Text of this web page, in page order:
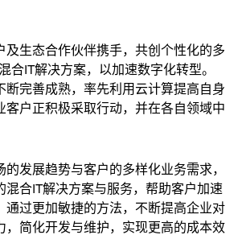
及生态合作伙伴携手，共创个性化的多
IT解决方案，以加速数字化转型。
断完善成熟，率先利用云计算提高自身
客户正积极采取行动，并在各自领域中
发展趋势与客户的多样化业务需求，
混合IT解决方案与服务，帮助客户加速
通过更加敏捷的方法，不断提高企业对
，简化开发与维护，实现更高的成本效